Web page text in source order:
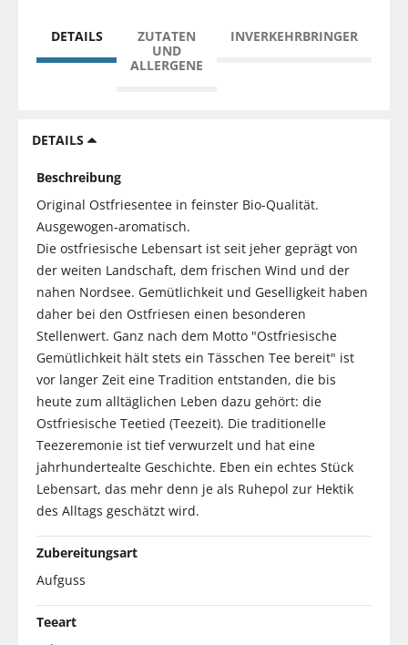
DETAILS
ZUTATEN
UND
ALLERGENE
INVERKEHRBRINGER
DETAILS
Beschreibung
Original Ostfriesentee in feinster Bio-Qualität.
Ausgewogen-aromatisch.
Die ostfriesische Lebensart ist seit jeher geprägt von
der weiten Landschaft, dem frischen Wind und der
nahen Nordsee. Gemütlichkeit und Geselligkeit haben
daher bei den Ostfriesen einen besonderen
Stellenwert. Ganz nach dem Motto "Ostfriesische
Gemütlichkeit hält stets ein Tässchen Tee bereit" ist
vor langer Zeit eine Tradition entstanden, die bis
heute zum alltäglichen Leben dazu gehört: die
Ostfriesische Teetied (Teezeit). Die traditionelle
Teezeremonie ist tief verwurzelt und hat eine
jahrhundertealte Geschichte. Eben ein echtes Stück
Lebensart, das mehr denn je als Ruhepol zur Hektik
des Alltags geschätzt wird.
Zubereitungsart
Aufguss
Teeart